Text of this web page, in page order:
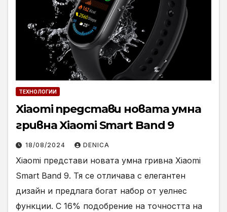
ТЕХНОЛОГИИ
Xiaomi представи новата умна
гривна Xiaomi Smart Band 9
18/08/2024 DENICA
Xiaomi представи новата умна гривна Xiaomi
Smart Band 9. Тя се отличава с елегантен
дизайн и предлага богат набор от уелнес
функции. С 16% подобрение на точността на